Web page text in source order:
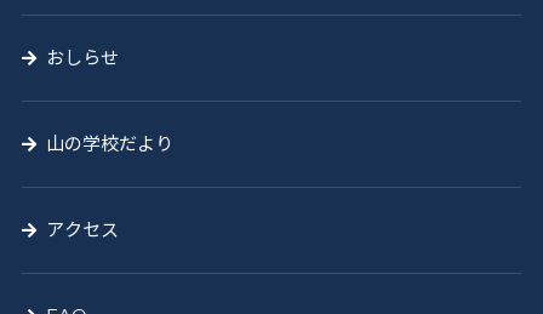
おしらせ
山の学校だより
アクセス